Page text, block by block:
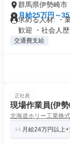
群馬県伊勢崎市
月給25万円～
求める人材: ・
歓迎 ・社会人歴
交通費支給
正社員
現場作業員(伊
北海道ホリー工業株
月給24万円以上